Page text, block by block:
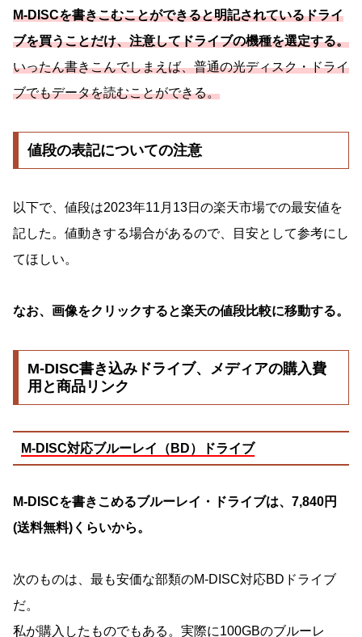
M-DISCを書きこむことができると明記されているドライ
ブを買うことだけ、注意してドライブの機種を選定する。
いったん書きこんでしまえば、普通の光ディスク・ドライ
ブでもデータを読むことができる。
値段の表記についての注意
以下で、値段は2023年11月13日の楽天市場での最安値を
記した。値動きする場合があるので、目安として参考にし
てほしい。
なお、画像をクリックすると楽天の値段比較に移動する。
M-DISC書き込みドライブ、メディアの購入費
用と商品リンク
M-DISC対応ブルーレイ（BD）ドライブ
M-DISCを書きこめるブルーレイ・ドライブは、7,840円
(送料無料)くらいから。
次のものは、最も安価な部類のM-DISC対応BDドライブ
だ。
私が購入したものでもある。実際に100GBのブルーレ